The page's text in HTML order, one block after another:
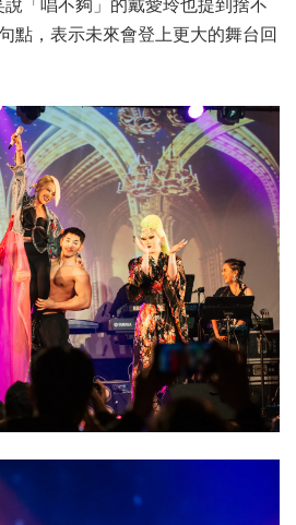
「唱不夠」的戴愛玲也提到捨不
點，表示未來會登上更大的舞台回